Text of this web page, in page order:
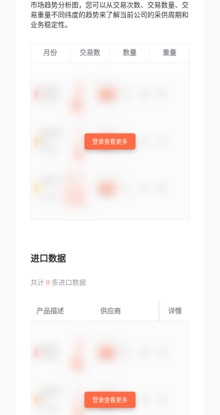
市场趋势分析图，您可以从交易次数、交易数量、交
易重量不同纬度的趋势来了解当前公司的采供周期和
业务稳定性。
月份 交易数 数量 重量
登录查看更多
进口数据
共计 0条进口数据
产品描述 供应商 起运国/地区
详情
登录查看更多